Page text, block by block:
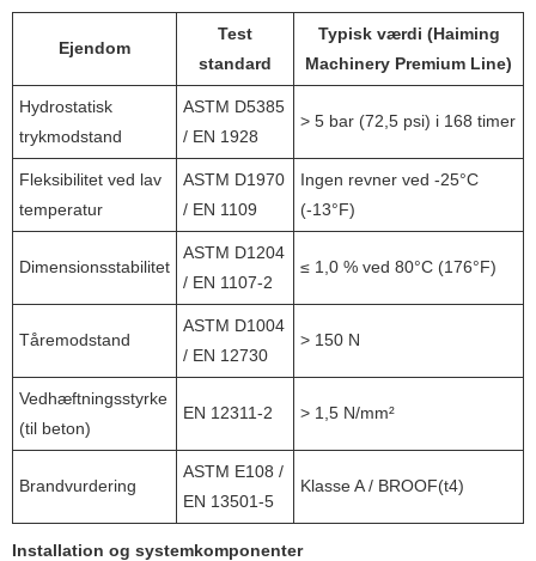
Ejendom
Test
standard
Typisk værdi (Haiming
Machinery Premium Line)
Hydrostatisk
trykmodstand
ASTM D5385
/ EN 1928
> 5 bar (72,5 psi) i 168 timer
Fleksibilitet ved lav
temperatur
ASTM D1970
/ EN 1109
Ingen revner ved -25°C
(-13°F)
Dimensionsstabilitet
ASTM D1204
/ EN 1107-2
≤ 1,0 % ved 80°C (176°F)
Tåremodstand
ASTM D1004
/ EN 12730
> 150 N
Vedhæftningsstyrke
(til beton)
EN 12311-2 > 1,5 N/mm²
Brandvurdering
ASTM E108 /
EN 13501-5
Klasse A / BROOF(t4)
Installation og systemkomponenter